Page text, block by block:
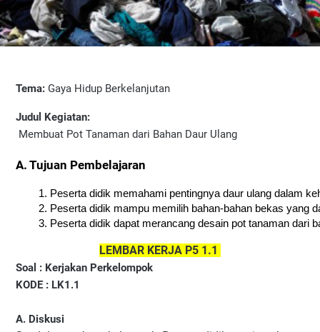
Tema: Gaya Hidup Berkelanjutan
Judul Kegiatan:
Membuat Pot Tanaman dari Bahan Daur Ulang
A. Tujuan Pembelajaran
Peserta didik memahami pentingnya daur ulang dalam
Peserta didik mampu memilih bahan-bahan bekas yang
Peserta didik dapat merancang desain pot tanaman dari
LEMBAR KERJA P5 1.1
Soal : Kerjakan Perkelompok
KODE : LK1.1
A. Diskusi